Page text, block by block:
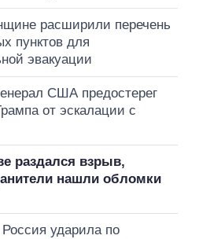
расширили перечень
пунктов для
эвакуации
США предостерег
от эскалации с
раздался взрыв,
нашли обломки
Россия ударила по